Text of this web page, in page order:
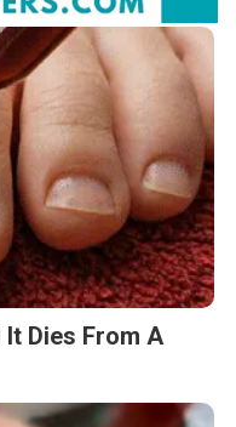
Dies From A